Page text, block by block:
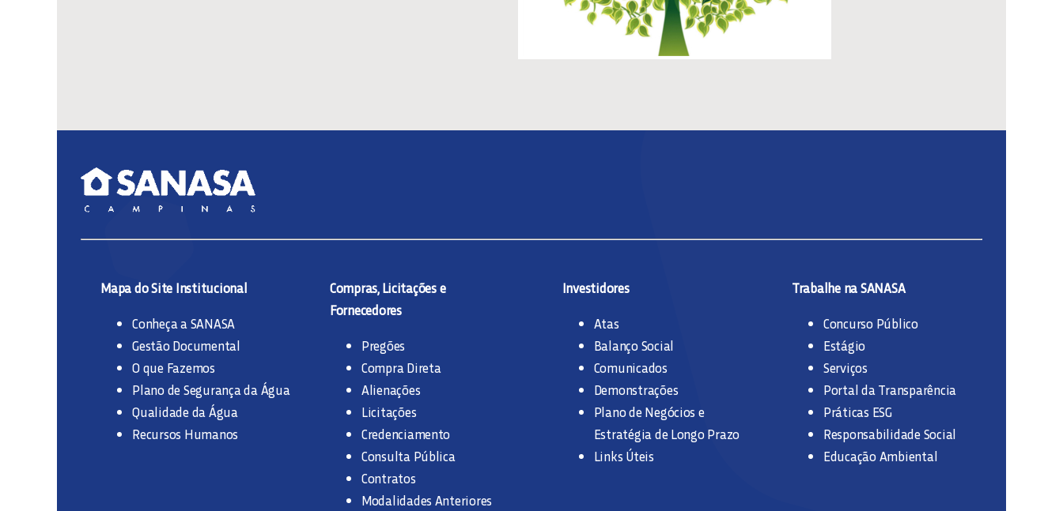
Mapa do Site Institucional
Conheça a SANASA
Gestão Documental
O que Fazemos
Plano de Segurança da Água
Qualidade da Água
Recursos Humanos
Compras, Licitações e
Fornecedores
Pregões
Compra Direta
Alienações
Licitações
Credenciamento
Consulta Pública
Contratos
Modalidades Anteriores
Investidores
Atas
Balanço Social
Comunicados
Demonstrações
Plano de Negócios e
Estratégia de Longo Prazo
Links Úteis
Trabalhe na SANASA
Concurso Público
Estágio
Serviços
Portal da Transparência
Práticas ESG
Responsabilidade Social
Educação Ambiental